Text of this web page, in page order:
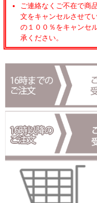
ご連絡なくご不在で商
文をキャンセルさせて
の１００％をキャンセ
承ください。